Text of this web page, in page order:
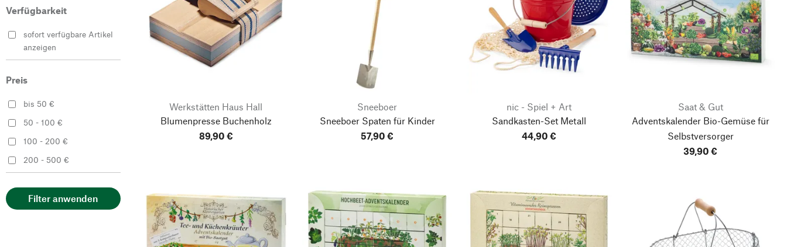
Hädecke Verlag
Kovotvar v.d.
Lebens- und
Lautenbach
Production
Manufactum
Muffler
nic - Spiel + Art
Saat & Gut
Verfügbarkeit
sofort verfügbare Artikel
anzeigen
Preis
bis 50 €
50 - 100 €
100 - 200 €
200 - 500 €
Filter anwenden
Werkstätten Haus Hall
Blumenpresse Buchenholz
89,90 €
Sneeboer
Sneeboer Spaten für Kinder
57,90 €
nic - Spiel + Art
Sandkasten-Set Metall
44,90 €
Saat & Gut
Adventskalender Bio-Gemüse für
Selbstversorger
39,90 €